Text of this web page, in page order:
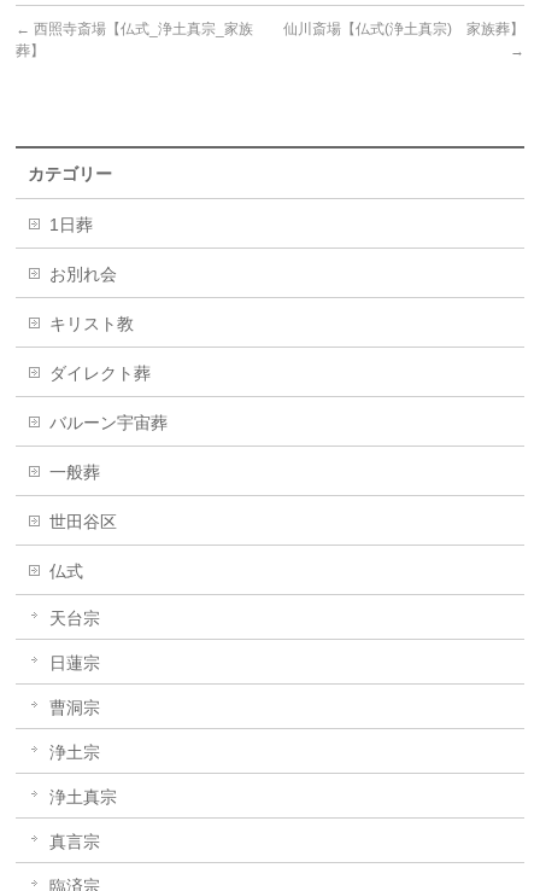
← 西照寺斎場【仏式_浄土真宗_家族
葬】
仙川斎場【仏式(浄土真宗) 家族葬】
→
カテゴリー
1日葬
お別れ会
キリスト教
ダイレクト葬
バルーン宇宙葬
一般葬
世田谷区
仏式
天台宗
日蓮宗
曹洞宗
浄土宗
浄土真宗
真言宗
臨済宗